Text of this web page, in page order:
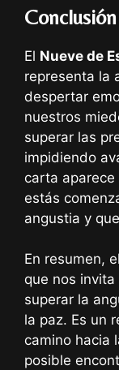
Conclusión
El Nueve de
representa la
despertar
nuestros
superar las
impidiendo
carta aparece
estás
angustia y
En resumen, el
que nos
superar la
la paz. Es un
camino hacia
posible